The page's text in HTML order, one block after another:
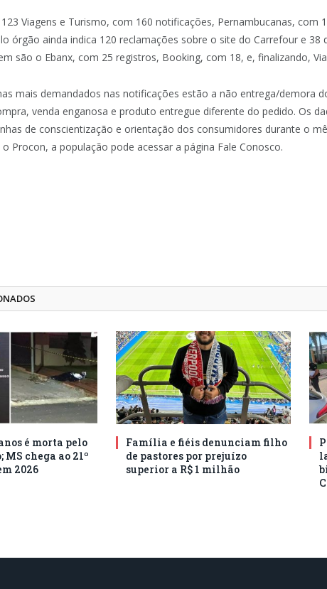
Viagens e Turismo, com 160 notificações, Pernambucanas, com
órgão ainda indica 120 reclamações sobre o site do Carrefour e 38
são o Ebanx, com 25 registros, Booking, com 18, e, finalizando,
mais demandados nas notificações estão a não entrega/demora
venda enganosa e produto entregue diferente do pedido. Os
de conscientização e orientação dos consumidores durante o
Procon, a população pode acessar a página Fale Conosco.
é morta pelo
chega ao 21º
2026
Família e fiéis denunciam filho
de pastores por prejuízo
superior a R$ 1 milhão